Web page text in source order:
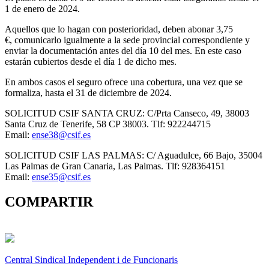
1 de enero de 2024.
Aquellos que lo hagan con posterioridad, deben abonar 3,75
€, comunicarlo igualmente a la sede provincial correspondiente y
enviar la documentación antes del día 10 del mes. En este caso
estarán cubiertos desde el día 1 de dicho mes.
En ambos casos el seguro ofrece una cobertura, una vez que se
formaliza, hasta el 31 de diciembre de 2024.
SOLICITUD CSIF SANTA CRUZ: C/Prta Canseco, 49, 38003
Santa Cruz de Tenerife, 58 CP 38003. Tlf: 922244715
Email: ense38@csif.es
SOLICITUD CSIF LAS PALMAS: C/ Aguadulce, 66 Bajo, 35004
Las Palmas de Gran Canaria, Las Palmas. Tlf: 928364151
Email: ense35@csif.es
COMPARTIR
Central Sindical Independent i de Funcionaris